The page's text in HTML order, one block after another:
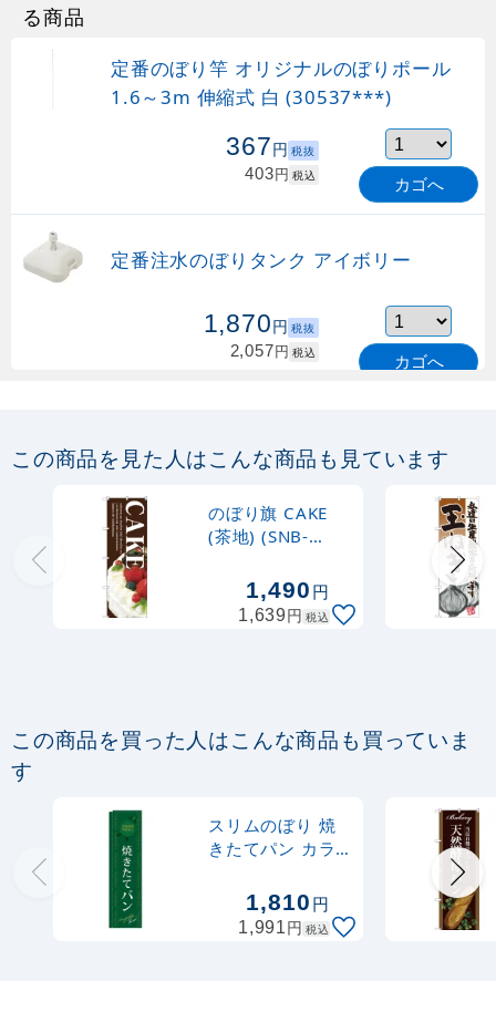
る商品
定番のぼり竿 オリジナルのぼりポール
1.6～3m 伸縮式 白 (30537***)
367円 税抜
403円 税込 カゴへ
定番注水のぼりタンク アイボリー
1,870円 税抜
2,057円 税込 カゴへ
1.6～3m 伸縮式 緑 (30537GRN)
売り切れ中
購入不可
定番のぼり竿 オリジナルのぼりポール
1.6～3m 伸縮式 水色 (30537SBL)
定番のぼり竿 オリジナルのぼりポール
367円 税抜
403 円
この商品を見た人はこんな商品も見ています
のぼり旗 CAKE
(茶地) (SNB-
1,490円
1,639円 税込
この商品を買った人はこんな商品も買っていま
す
スリムのぼり 焼
きたてパン カラ
1,810円
1,991円 税込